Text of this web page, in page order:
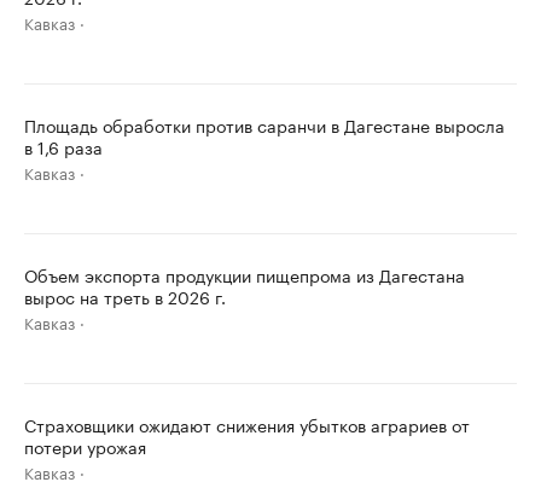
Кавказ
Площадь обработки против саранчи в Дагестане выросла
в 1,6 раза
Кавказ
Объем экспорта продукции пищепрома из Дагестана
вырос на треть в 2026 г.
Кавказ
Страховщики ожидают снижения убытков аграриев от
потери урожая
Кавказ